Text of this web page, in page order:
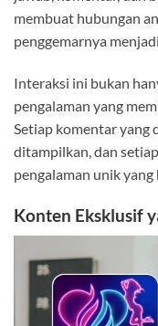
membuat hubungan
penggemarnya
Interaksi ini bukan
pengalaman yang
Setiap komentar yang
ditampilkan, dan
pengalaman unik
Konten Eksklusif